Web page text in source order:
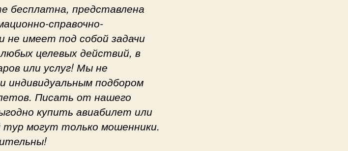
бесплатна, представлена
справочно-
не имеет под собой задачи
целевых действий, в
или услуг! Мы не
индивидуальным подбором
Писать от нашего
купить авиабилет или
могут только мошенники.